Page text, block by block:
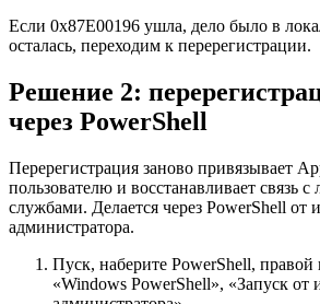
Если 0x87E00196 ушла, дело было в
осталась, переходим к перерегистрации.
Решение 2:
через PowerShell
Перерегистрация заново привязывает
пользователю и восстанавливает связь
службами. Делается через PowerShell от
администратора.
Пуск, наберите PowerShell,
«Windows PowerShell», «Запуск от